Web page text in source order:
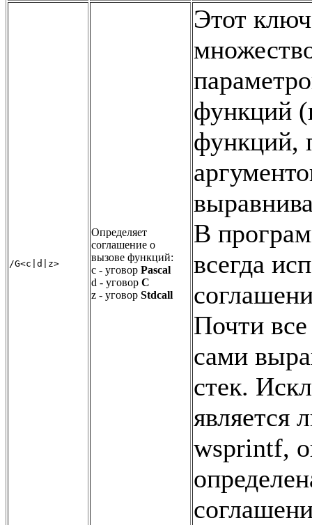
/G<c|d|z>
Определяет
соглашение о
вызове функций:
с - уговор Pascal
d - уговор С
z - уговор Stdcall
Этот
функций
функций,
В
всегда
Почти
сами
стек.
является
wsprintf,